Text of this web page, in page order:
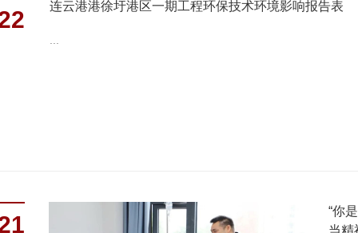
连云港港徐圩港区一期工程环保技术环境影响报告表
“你
当精